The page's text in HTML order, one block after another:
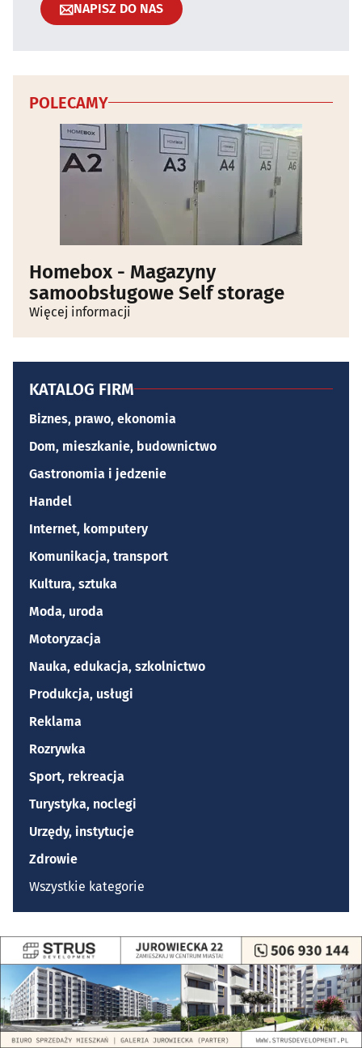
NAPISZ DO NAS
POLECAMY
Homebox - Magazyny
samoobsługowe Self storage
Więcej informacji
KATALOG FIRM
Biznes, prawo, ekonomia
Dom, mieszkanie, budownictwo
Gastronomia i jedzenie
Handel
Internet, komputery
Komunikacja, transport
Kultura, sztuka
Moda, uroda
Motoryzacja
Nauka, edukacja, szkolnictwo
Produkcja, usługi
Reklama
Rozrywka
Sport, rekreacja
Turystyka, noclegi
Urzędy, instytucje
Zdrowie
Wszystkie kategorie